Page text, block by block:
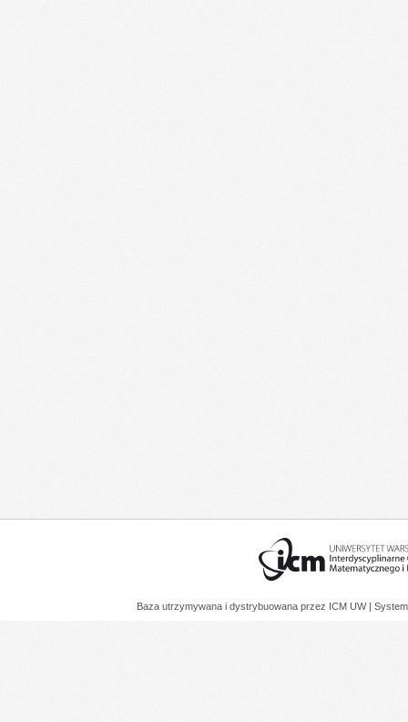
Baza utrzymywana i dystrybuowana przez ICM UW |